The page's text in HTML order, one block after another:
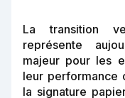
La transition
représente
majeur pour les
leur performance
la signature